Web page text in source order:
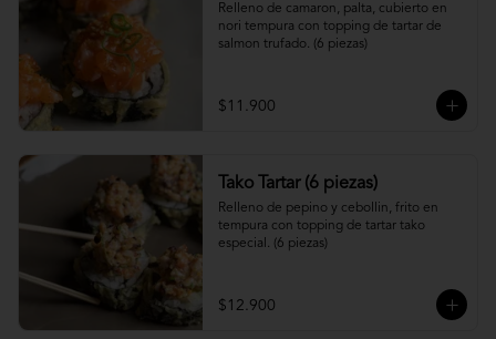
Relleno de camaron, palta, cubierto en
nori tempura con topping de tartar de
salmon trufado. (6 piezas)
$11.900
Tako Tartar (6 piezas)
Relleno de pepino y cebollin, frito en
tempura con topping de tartar tako
especial. (6 piezas)
$12.900